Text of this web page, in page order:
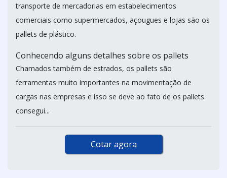
transporte de mercadorias em estabelecimentos
comerciais como supermercados, açougues e lojas são os
pallets de plástico.
Conhecendo alguns detalhes sobre os pallets
Chamados também de estrados, os pallets são
ferramentas muito importantes na movimentação de
cargas nas empresas e isso se deve ao fato de os pallets
consegui...
Cotar agora